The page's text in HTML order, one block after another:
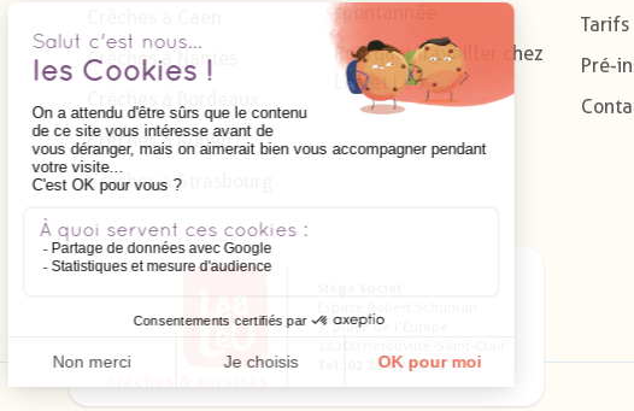
Crèches à Nantes
Crèches à Rouen
Crèches à Strasbourg
spontannée
Pourquoi travailler chez
Léa et Léo
Tarifs
Pré-
7, place de l’Europe
Tel: 02 31 47 98 81